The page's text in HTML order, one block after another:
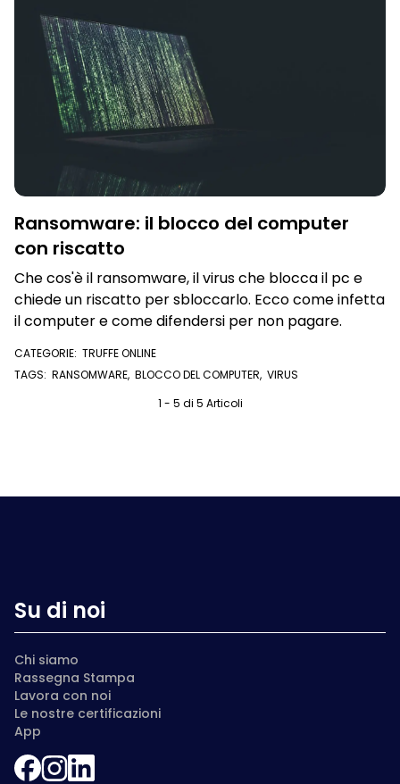
Ransomware: il blocco del computer
con riscatto
Che cos'è il ransomware, il virus che blocca il pc e
chiede un riscatto per sbloccarlo. Ecco come infetta
il computer e come difendersi per non pagare.
CATEGORIE: TRUFFE ONLINE
TAGS: RANSOMWARE, BLOCCO DEL COMPUTER, VIRUS
1 - 5 di 5 Articoli
Su di noi
Chi siamo
Rassegna Stampa
Lavora con noi
Le nostre certificazioni
App